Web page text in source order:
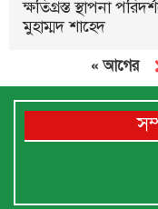
ক্ষতিগ্রস্ত স্থাপনা
মুহাম্মদ শাহেদ
« আগের